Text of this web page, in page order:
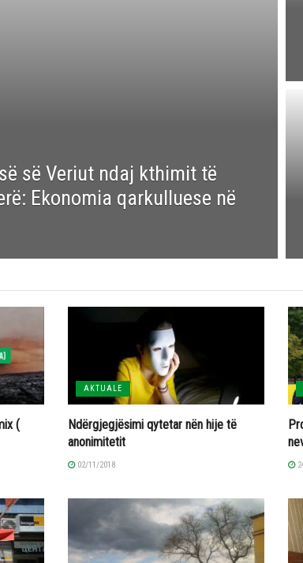
së Veriut ndaj kthimit të
Ekonomia qarkulluese në
(
AKTUALE
Ndërgjegjësimi qytetar nën hije të
anonimitetit
02/11/2018